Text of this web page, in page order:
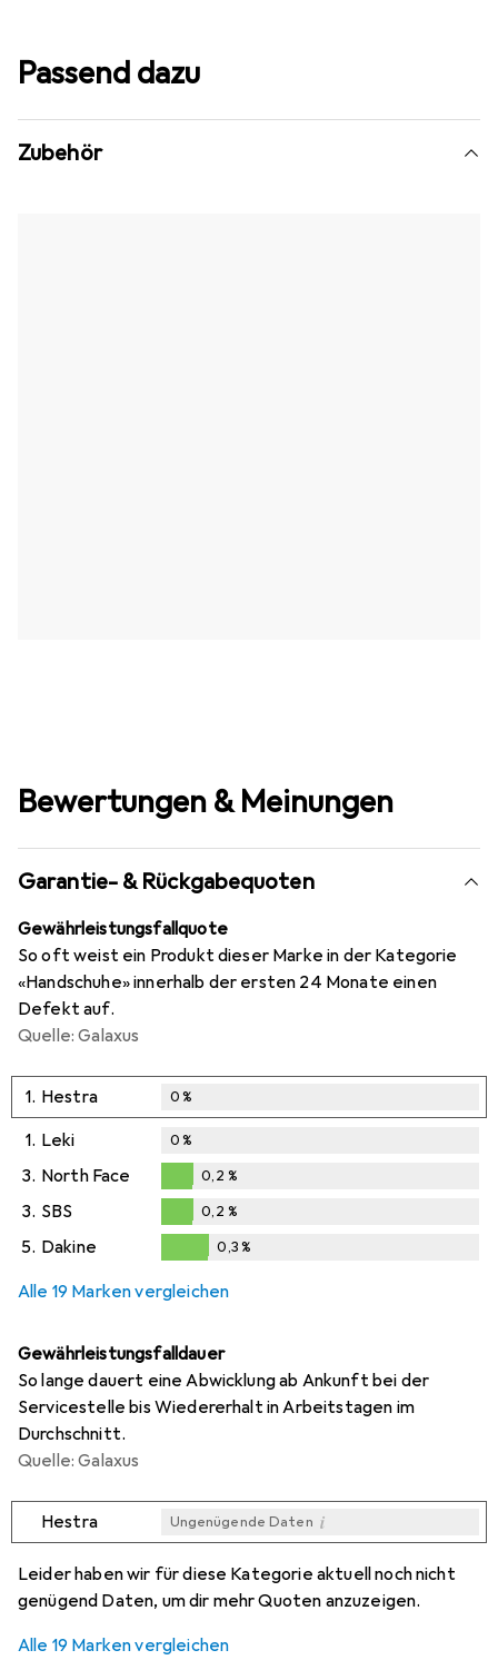
Passend dazu
Zubehör
Bewertungen & Meinungen
Garantie- & Rückgabequoten
Gewährleistungsfallquote
So oft weist ein Produkt dieser Marke in der Kategorie
«Handschuhe» innerhalb der ersten 24 Monate einen
Defekt auf.
Quelle: Galaxus
1. Hestra 0%
1. Leki 0%
3. North Face
0,2%
0,2 %
3. SBS
0,2%
0,2 %
5. Dakine 0,3%
Alle 19 Marken vergleichen
Gewährleistungsfalldauer
So lange dauert eine Abwicklung ab Ankunft bei der
Servicestelle bis Wiedererhalt in Arbeitstagen im
Durchschnitt.
Quelle: Galaxus
Hestra Ungenügende Daten i
Leider haben wir für diese Kategorie aktuell noch nicht
genügend Daten, um dir mehr Quoten anzuzeigen.
Alle 19 Marken vergleichen